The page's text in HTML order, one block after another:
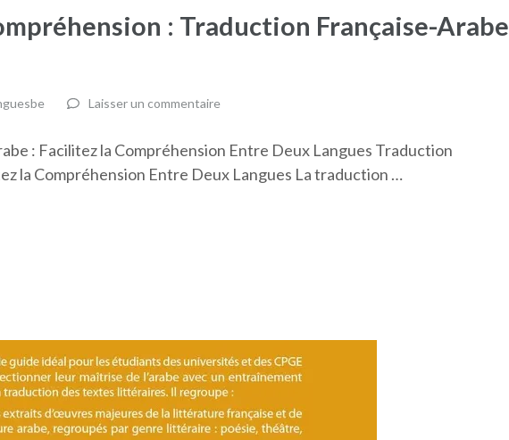
: Traduction Française-Arabe
Laisser un commentaire
: Facilitez la Compréhension Entre Deux Langues Traduction
la Compréhension Entre Deux Langues La traduction …